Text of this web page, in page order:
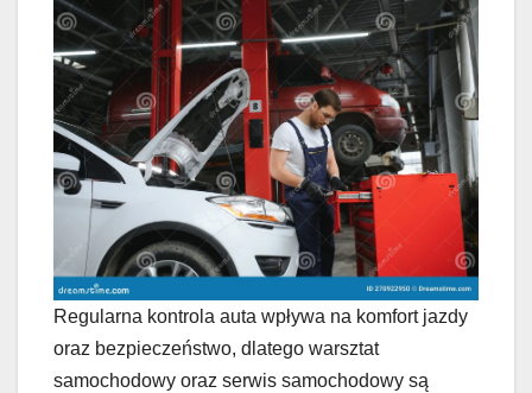
Regularna kontrola auta wpływa na komfort jazdy
oraz bezpieczeństwo, dlatego warsztat
samochodowy oraz serwis samochodowy są